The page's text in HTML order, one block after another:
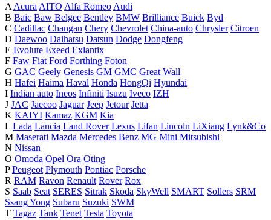
A Acura AITO Alfa Romeo Audi
B Baic Baw Belgee Bentley BMW Brilliance Buick Byd
C Cadillac Changan Chery Chevrolet China-auto Chrysler Citroen
D Daewoo Daihatsu Datsun Dodge Dongfeng
E Evolute Exeed Exlantix
F Faw Fiat Ford Forthing Foton
G GAC Geely Genesis GM GMC Great Wall
H Hafei Haima Haval Honda HongQi Hyundai
I Indian auto Ineos Infiniti Isuzu Iveco IZH
J JAC Jaecoo Jaguar Jeep Jetour Jetta
K KAIYI Kamaz KGM Kia
L Lada Lancia Land Rover Lexus Lifan Lincoln LiXiang Lynk&Co
M Maserati Mazda Mercedes Benz MG Mini Mitsubishi
N Nissan
O Omoda Opel Ora Oting
P Peugeot Plymouth Pontiac Porsche
R RAM Ravon Renault Rover Rox
S Saab Seat SERES Sitrak Skoda SkyWell SMART Sollers SRM
Ssang Yong Subaru Suzuki SWM
T Tagaz Tank Tenet Tesla Toyota